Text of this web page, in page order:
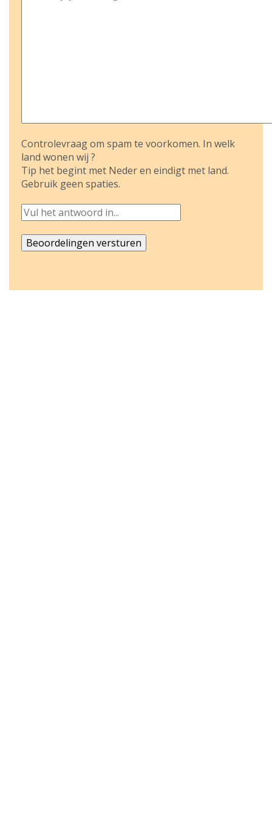
Controlevraag om spam te voorkomen. In welk
land wonen wij ?
Tip het begint met Neder en eindigt met land.
Gebruik geen spaties.